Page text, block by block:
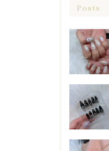
Posts